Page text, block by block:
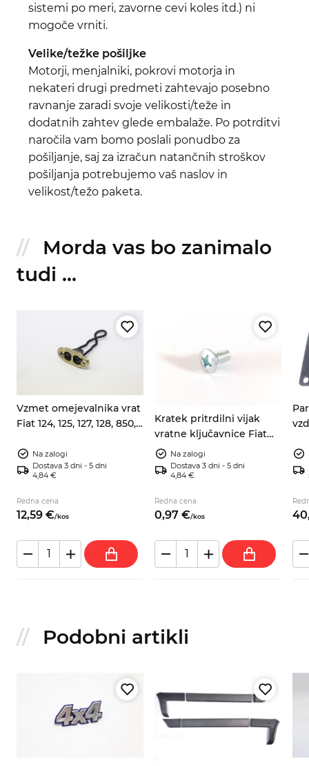
sistemi po meri, zavorne cevi koles itd.) ni
mogoče vrniti.
Velike/težke pošiljke
Motorji, menjalniki, pokrovi motorja in
nekateri drugi predmeti zahtevajo posebno
ravnanje zaradi svoje velikosti/teže in
dodatnih zahtev glede embalaže. Po potrditvi
naročila vam bomo poslali ponudbo za
pošiljanje, saj za izračun natančnih stroškov
pošiljanja potrebujemo vaš naslov in
velikost/težo paketa.
Morda vas bo zanimalo
tudi ...
Vzmet omejevalnika vrat
Fiat 124, 125, 127, 128, 850,
4233912, 4233295,
4291827, 4310987, 4315530,
46622981, 91369392
Na zalogi
Dostava 3 dni - 5 dni
4,84 €
Redna cena
12,59 €/kos
Kratek pritrdilni vijak
vratne ključavnice Fiat
124 125 500 850 13312701
Na zalogi
Dostava 3 dni - 5 dni
4,84 €
Redna cena
0,97 €/kos
Podobni artikli